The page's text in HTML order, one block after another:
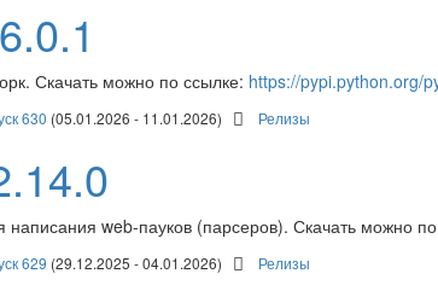
Скачать можно по ссылке: https://pypi.python.org/
630 (05.01.2026 - 11.01.2026) Релизы
web-пауков (парсеров). Скачать можно
629 (29.12.2025 - 04.01.2026) Релизы